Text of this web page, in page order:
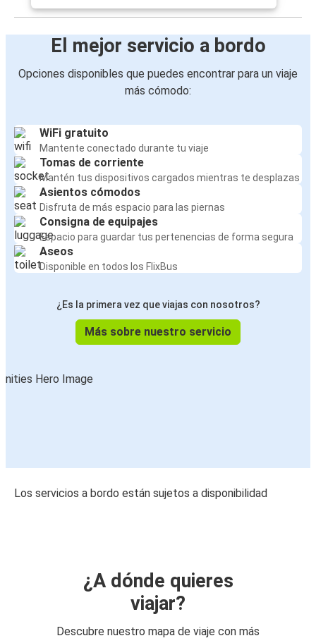
El mejor servicio a bordo
Opciones disponibles que puedes encontrar para un viaje
más cómodo:
WiFi gratuito
Mantente conectado durante tu viaje
Tomas de corriente
Mantén tus dispositivos cargados mientras te desplazas
Asientos cómodos
Disfruta de más espacio para las piernas
Consigna de equipajes
Espacio para guardar tus pertenencias de forma segura
Aseos
Disponible en todos los FlixBus
¿Es la primera vez que viajas con nosotros?
Más sobre nuestro servicio
Los servicios a bordo están sujetos a disponibilidad
¿A dónde quieres
viajar?
Descubre nuestro mapa de viaje con más